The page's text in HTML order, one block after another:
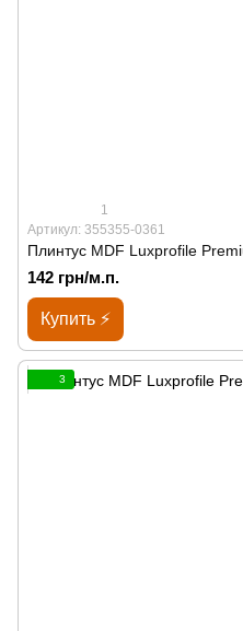
1
Артикул: 355355-0361
Плинтус MDF Luxprofile
142 грн/м.п.
Купить ⚡
3